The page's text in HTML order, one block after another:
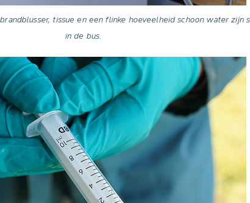
tissue en een flinke hoeveelheid schoon water zijn
in de bus.